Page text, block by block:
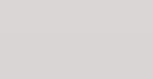
4/504. W nosie: słodycz,
do tego torf, nuty
Smak wspaniały: morze,
ale też dym, płonące
wędzone śliwki. Finisz